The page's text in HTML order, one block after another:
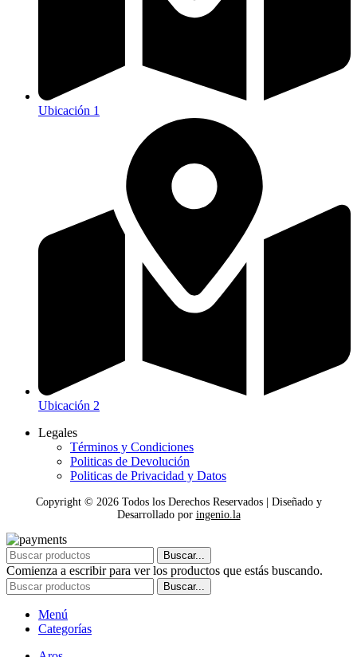
Ubicación 1
Ubicación 2
Legales
Términos y Condiciones
Politicas de Devolución
Politicas de Privacidad y Datos
Copyright © 2026Todos los Derechos Reservados | Diseñado y
Desarrollado por ingenio.la
Buscar...
Comienza a escribir para ver los productos que estás buscando.
Buscar...
Menú
Categorías